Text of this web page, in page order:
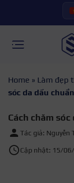
Home » Làm đẹp
sóc da dầu
Cách chăm
Tác giả: Nguyễn
Cập nhật: 15/